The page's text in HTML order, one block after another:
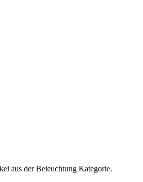
aus der Beleuchtung Kategorie.